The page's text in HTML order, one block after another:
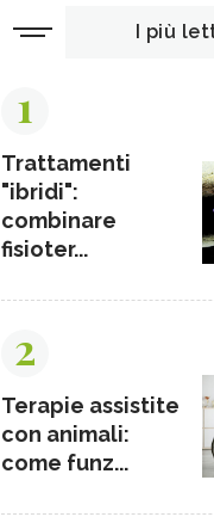
I più
1
Trattamenti
"ibridi":
combinare
fisioter...
2
Terapie assistite
con animali:
come funz...